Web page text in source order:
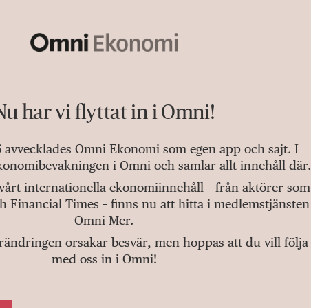
har vi flyttat in i Omni!
avvecklades Omni Ekonomi som egen app och sajt. I
i Omni och samlar allt innehåll där.
internationella ekonomiinnehåll – från aktörer som
Financial Times – finns nu att hitta i medlemstjänsten
Omni Mer.
orsakar besvär, men hoppas att du vill följa
med oss in i Omni!